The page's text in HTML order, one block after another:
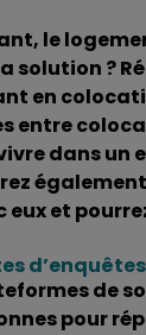
le
solution ?
en
entre
dans un
et
d’enquêtes
de
pour